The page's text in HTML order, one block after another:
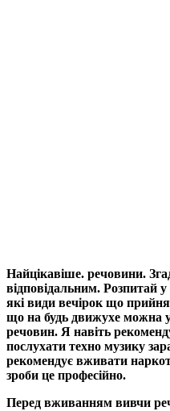
Найцікавіше. речовини.
відповідальним. Розпитай у
які види вечірок що
що на будь движухе можна
речовин. Я навіть
послухати техно музику
рекомендує вживати
зроби це професійно.
Перед вживанням вивчи